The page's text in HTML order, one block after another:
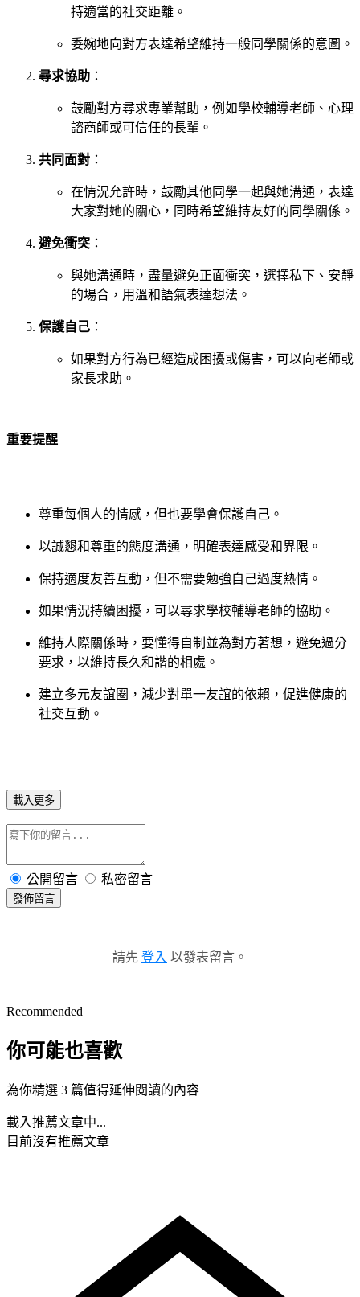
持適當的社交距離。
委婉地向對方表達希望維持一般同學關係的意圖。
尋求協助 ：
鼓勵對方尋求專業幫助，例如學校輔導老師、心理
諮商師或可信任的長輩。
共同面對 ：
在情況允許時，鼓勵其他同學一起與她溝通，表達
大家對她的關心，同時希望維持友好的同學關係。
避免衝突 ：
與她溝通時，盡量避免正面衝突，選擇私下、安靜
的場合，用溫和語氣表達想法。
保護自己 ：
如果對方行為已經造成困擾或傷害，可以向老師或
家長求助。
重要提醒
尊重每個人的情感，但也要學會保護自己。
以誠懇和尊重的態度溝通，明確表達感受和界限。
保持適度友善互動，但不需要勉強自己過度熱情。
如果情況持續困擾，可以尋求學校輔導老師的協助。
維持人際關係時，要懂得自制並為對方著想，避免過分
要求，以維持長久和諧的相處。
建立多元友誼圈，減少對單一友誼的依賴，促進健康的
社交互動。
載入更多
公開留言 私密留言
發佈留言
請先 登入 以發表留言。
Recommended
你可能也喜歡
為你精選 3 篇值得延伸閱讀的內容
載入推薦文章中...
目前沒有推薦文章